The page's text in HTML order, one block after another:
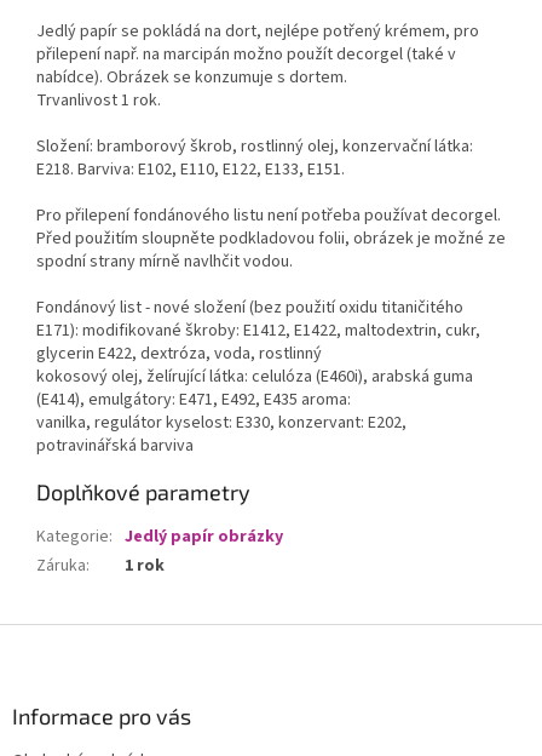
Jedlý papír se pokládá na dort, nejlépe potřený krémem, pro
přilepení např. na marcipán možno použít decorgel (také v
nabídce). Obrázek se konzumuje s dortem.
Trvanlivost 1 rok.
Složení: bramborový škrob, rostlinný olej, konzervační látka:
E218. Barviva: E102, E110, E122, E133, E151.
Pro přilepení fondánového listu není potřeba používat decorgel.
Před použitím sloupněte podkladovou folii, obrázek je možné ze
spodní strany mírně navlhčit vodou.
Fondánový list - nové složení (bez použití oxidu titaničitého
E171): modifikované škroby: E1412, E1422, maltodextrin, cukr,
glycerin E422, dextróza, voda, rostlinný
kokosový olej, želírující látka: celulóza (E460i), arabská guma
(E414), emulgátory: E471, E492, E435 aroma:
vanilka, regulátor kyselost: E330, konzervant: E202,
potravinářská barviva
Doplňkové parametry
Kategorie: Jedlý papír obrázky
Záruka: 1 rok
Informace pro vás